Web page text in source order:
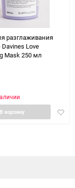
разглаживания
Davines Love
Mask 250 мл
В корзину